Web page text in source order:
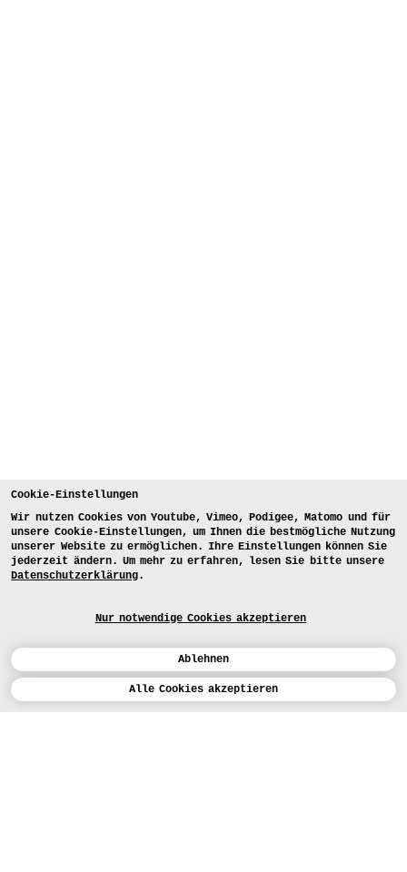
Cookie-Einstellungen
Wir nutzen Cookies von Youtube, Vimeo, Podigee, Matomo und für
unsere Cookie-Einstellungen, um Ihnen die bestmögliche Nutzung
unserer Website zu ermöglichen. Ihre Einstellungen können Sie
jederzeit ändern. Um mehr zu erfahren, lesen Sie bitte unsere
Datenschutzerklärung.
Nur notwendige Cookies akzeptieren
Ablehnen
Alle Cookies akzeptieren
Kalender